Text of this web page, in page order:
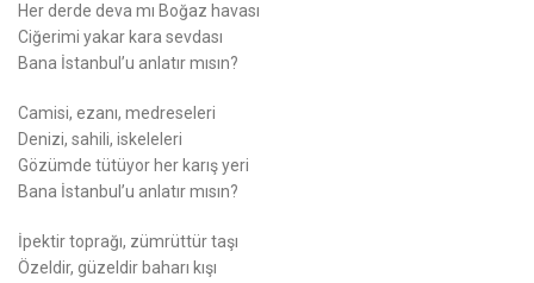
Her derde deva mı Boğaz havası
Ciğerimi yakar kara sevdası
Bana İstanbul’u anlatır mısın?
Camisi, ezanı, medreseleri
Denizi, sahili, iskeleleri
Gözümde tütüyor her karış yeri
Bana İstanbul’u anlatır mısın?
İpektir toprağı, zümrüttür taşı
Özeldir, güzeldir baharı kışı